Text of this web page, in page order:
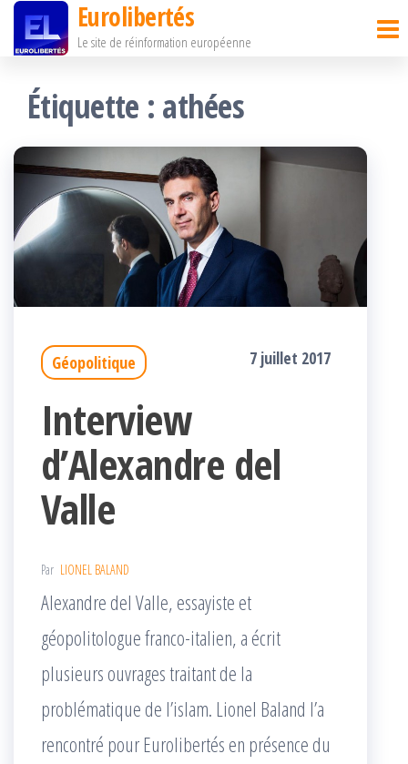
Passer
contenu
Eurolibertés
Le site de réinformation européenne
Étiquette : athées
Géopolitique 7 juillet 2017
Interview
d’Alexandre del
Valle
Par LIONEL BALAND
Alexandre del Valle, essayiste et
géopolitologue franco-italien, a écrit
plusieurs ouvrages traitant de la
problématique de l’islam. Lionel Baland l’a
rencontré pour Eurolibertés en présence du